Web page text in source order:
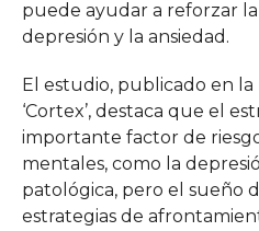
puede ayudar a reforzar
depresión y la ansiedad.
El estudio, publicado en
‘Cortex’, destaca que el
importante factor de
mentales, como la
patológica, pero el sueño
estrategias de